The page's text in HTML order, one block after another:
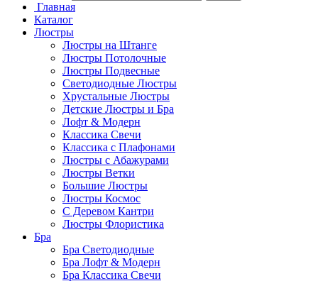
Главная
Каталог
Люстры
Люстры на Штанге
Люстры Потолочные
Люстры Подвесные
Светодиодные Люстры
Хрустальные Люстры
Детские Люстры и Бра
Лофт & Модерн
Классика Свечи
Классика с Плафонами
Люстры с Абажурами
Люстры Ветки
Большие Люстры
Люстры Космос
С Деревом Кантри
Люстры Флористика
Бра
Бра Светодиодные
Бра Лофт & Модерн
Бра Классика Свечи